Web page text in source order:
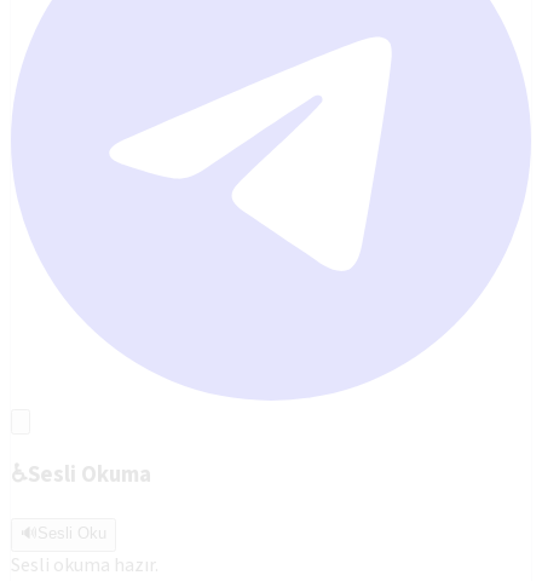
♿Sesli Okuma
🔊 Sesli Oku
Sesli okuma hazır.